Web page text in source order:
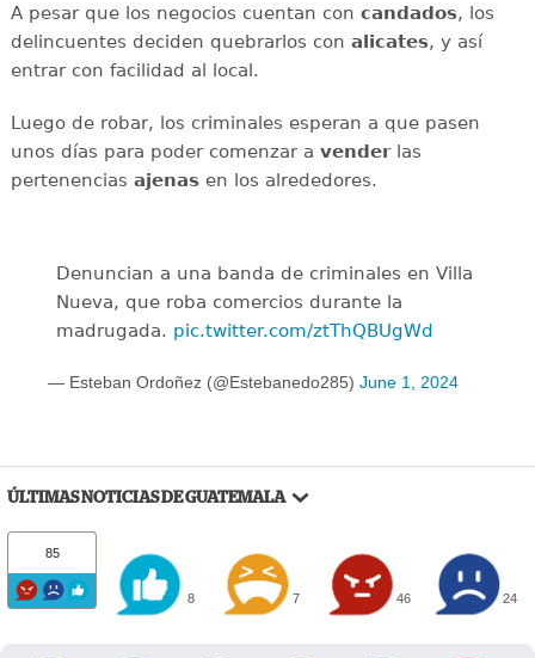
A pesar que los negocios cuentan con candados, los
delincuentes deciden quebrarlos con alicates, y así
entrar con facilidad al local.
Luego de robar, los criminales esperan a que pasen
unos días para poder comenzar a venderlas
pertenencias ajenasen los alrededores.
Denuncian a una banda de criminales en Villa
Nueva, que roba comercios durante la
madrugada. pic.twitter.com/ztThQBUgWd
— Esteban Ordoñez (@Estebanedo285) June 1, 2024
ÚLTIMAS NOTICIAS DE GUATEMALA
85
8 7 46 24